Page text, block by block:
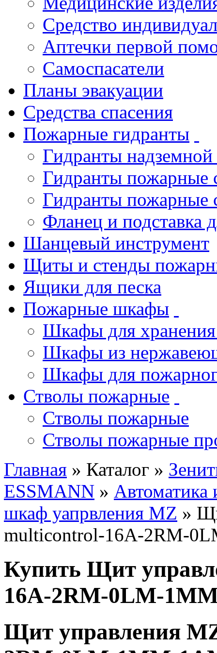
Средство
Аптечки первой
Самоспасатели
Планы эвакуации
Средства спасения
Пожарные гидранты
Гидранты
Гидранты пожарные
Гидранты пожарные
Фланец и подставка
Шанцевый инструмент
Щиты и стенды
Ящики для песка
Пожарные шкафы
Шкафы для хранения
Шкафы из
Шкафы для
Стволы пожарные
Стволы пожарные
Стволы пожарные
Главная » Каталог »
ESSMANN » Автоматика
шкаф уапрвления MZ »
multicontrol-16A-2RM-
Купить Щит
16A-2RM-0LM-
Щит управления